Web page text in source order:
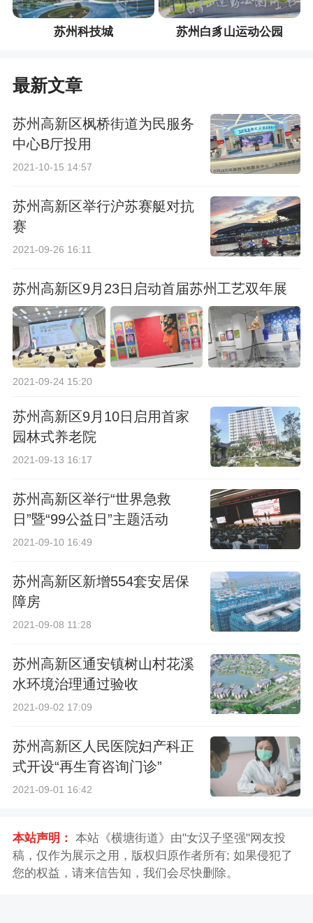
苏州科技城 苏州白豸山运动公园
最新文章
苏州高新区枫桥街道为民服务
中心B厅投用
2021-10-15 14:57
苏州高新区举行沪苏赛艇对抗
赛
2021-09-26 16:11
苏州高新区9月23日启动首届苏州工艺双年展
2021-09-24 15:20
苏州高新区9月10日启用首家
园林式养老院
2021-09-13 16:17
苏州高新区举行“世界急救
日”暨“99公益日”主题活动
2021-09-10 16:49
苏州高新区新增554套安居保
障房
2021-09-08 11:28
苏州高新区通安镇树山村花溪
水环境治理通过验收
2021-09-02 17:09
苏州高新区人民医院妇产科正
式开设“再生育咨询门诊”
2021-09-01 16:42
本站声明： 本站《横塘街道》由"女汉子坚强"网友投
稿，仅作为展示之用，版权归原作者所有; 如果侵犯了
您的权益，请来信告知，我们会尽快删除。